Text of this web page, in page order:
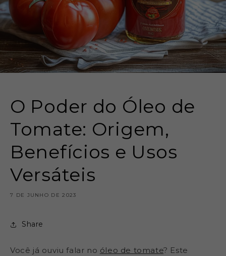
O Poder do Óleo de
Tomate: Origem,
Benefícios e Usos
Versáteis
7 DE JUNHO DE 2023
Share
Você já ouviu falar no óleo de tomate? Este